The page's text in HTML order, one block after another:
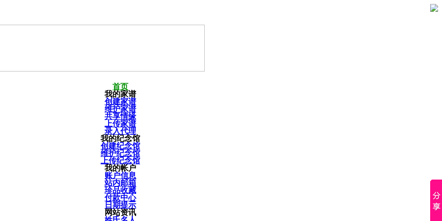
首页
我的家谱
创建家谱
维护家谱
共享情缘
上传家谱
录入代理
我的纪念馆
创建纪念馆
维护纪念馆
上传纪念馆
我的帐户
账户信息
站内邮箱
珍品收藏
付款中心
日期提示
网站资讯